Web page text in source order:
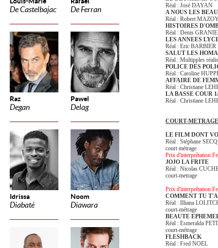
De Castelbajac De Ferran
Raz
Degan
Pawel
Delag
Idrissa
Diabaté
Noom
Diawara
Réal : José DAYAN
A NOUS LES
Réal : Robert
HISTOIRES
Réal : Denis
LES ANNEES
Réal : Eric BARBIER
SALUT LES
Réal : Multipples
POLICE DES
Réal : Caroline
AFFAIRE DE
Réal : Christiane
LA BASSE COUR
Réal : Christiane
COURT-METRAGE
LE FILM DONT
Réal : Stéphane SECQ
court métrage
Prix d'interprêtation
JOJO LA FRITE
Réal : Nicolas
court-metrage
Prix d'interprêtation
COMMENT TU
Réal : Illiana
court-métrage
BEAUTE
Réal : Esmeralda
court-métrage
FLESHBACK
Réal : Fred NOEL